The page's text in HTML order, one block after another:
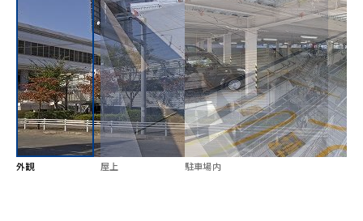
外観 屋上 駐車場内